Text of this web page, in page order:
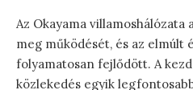
Az Okayama villamoshálózata
meg működését, és az elmúlt
folyamatosan fejlődött. A
közlekedés egyik